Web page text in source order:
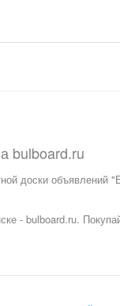
bulboard.ru
доски объявлений
- bulboard.ru.